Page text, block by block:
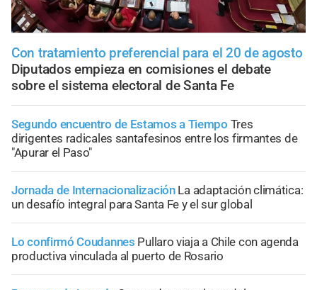
Con tratamiento preferencial para el 20 de agosto
Diputados empieza en comisiones el debate
sobre el sistema electoral de Santa Fe
Segundo encuentro de Estamos a Tiempo Tres
dirigentes radicales santafesinos entre los firmantes de
"Apurar el Paso"
Jornada de Internacionalización La adaptación climática:
un desafío integral para Santa Fe y el sur global
Lo confirmó Coudannes Pullaro viaja a Chile con agenda
productiva vinculada al puerto de Rosario